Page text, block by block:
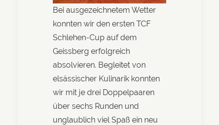
Bei ausgezeichnetem Wetter
konnten wir den ersten TCF
Schlehen-Cup auf dem
Geissberg erfolgreich
absolvieren. Begleitet von
elsässischer Kulinarik konnten
wir mit je drei Doppelpaaren
über sechs Runden und
unglaublich viel Spaß ein neu